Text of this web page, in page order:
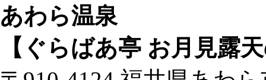
あわら温泉
【ぐらばあ亭 お月見露